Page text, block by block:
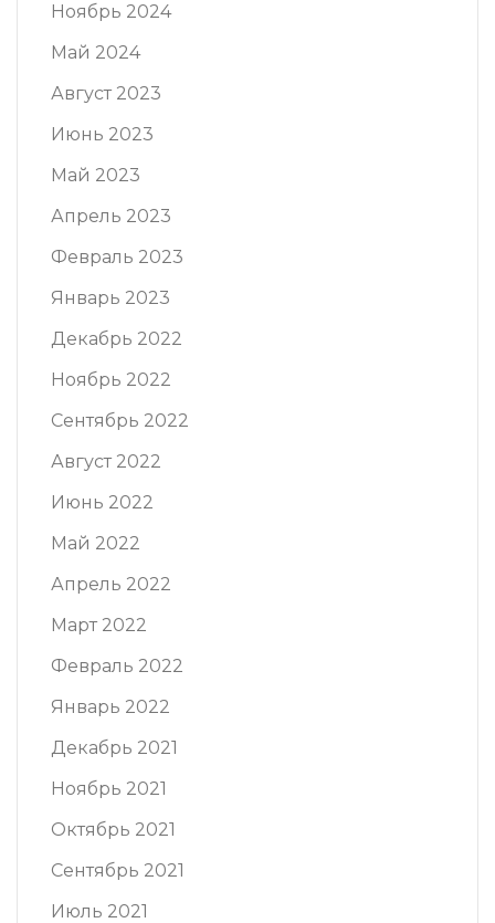
Ноябрь 2024
Май 2024
Август 2023
Июнь 2023
Май 2023
Апрель 2023
Февраль 2023
Январь 2023
Декабрь 2022
Ноябрь 2022
Сентябрь 2022
Август 2022
Июнь 2022
Май 2022
Апрель 2022
Март 2022
Февраль 2022
Январь 2022
Декабрь 2021
Ноябрь 2021
Октябрь 2021
Сентябрь 2021
Июль 2021